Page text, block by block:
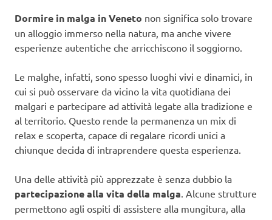
Dormire in malga in Veneto non significa solo trovare
un alloggio immerso nella natura, ma anche vivere
esperienze autentiche che arricchiscono il soggiorno.
Le malghe, infatti, sono spesso luoghi vivi e dinamici, in
cui si può osservare da vicino la vita quotidiana dei
malgari e partecipare ad attività legate alla tradizione e
al territorio. Questo rende la permanenza un mix di
relax e scoperta, capace di regalare ricordi unici a
chiunque decida di intraprendere questa esperienza.
Una delle attività più apprezzate è senza dubbio la
partecipazione alla vita della malga . Alcune strutture
permettono agli ospiti di assistere alla mungitura, alla